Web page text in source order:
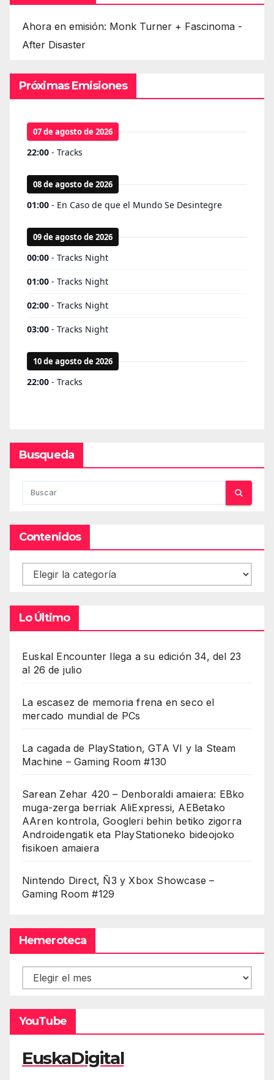
Ahora en emisión: Monk Turner + Fascinoma -
After Disaster
Próximas Emisiones
Busqueda
Contenidos
Contenidos
Lo Último
Euskal Encounter llega a su edición 34, del 23
al 26 de julio
La escasez de memoria frena en seco el
mercado mundial de PCs
La cagada de PlayStation, GTA VI y la Steam
Machine – Gaming Room #130
Sarean Zehar 420 – Denboraldi amaiera: EBko
muga-zerga berriak AliExpressi, AEBetako
AAren kontrola, Googleri behin betiko zigorra
Androidengatik eta PlayStationeko bideojoko
fisikoen amaiera
Nintendo Direct, Ñ3 y Xbox Showcase –
Gaming Room #129
Hemeroteca
Hemeroteca
YouTube
EuskaDigital